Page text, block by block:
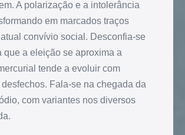
A polarização e a intolerância
em marcados traços
convívio social. Desconfia-se
que a eleição se aproxima a
tende a evoluir com
Fala-se na chegada da
com variantes nos diversos